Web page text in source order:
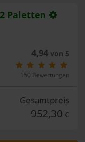
2 Paletten
4,94von 5
150 Bewertungen
Gesamtpreis
952,30 €